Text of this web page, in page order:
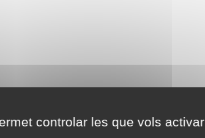
controlar les que vols activar